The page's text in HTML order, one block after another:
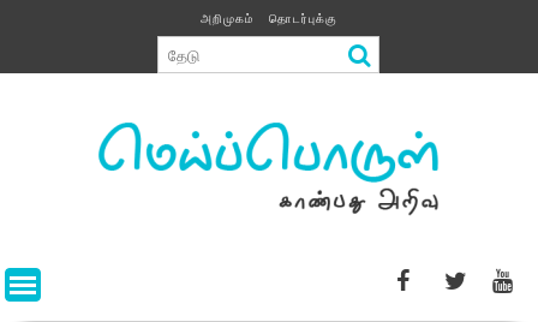
content
அறிமுகம் தொடர்புக்கு